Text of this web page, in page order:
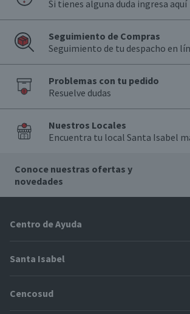
Si tienes alguna duda ingresa aquí
Seguimiento de Compras
Seguimiento de tu despacho en
Problemas con tu pedido
Resuelve dudas
Nuestros Locales
Encuentra tu local Santa Isabel
Conoce nuestras ofertas y
novedades
Centro de Ayuda
Problemas con tu pedido
Cómo modificar mis datos
Santa Isabel
Proveedores
Cencosud